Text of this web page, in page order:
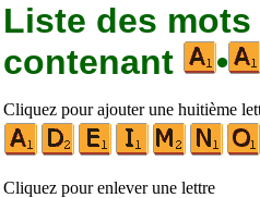
Liste des
contenant
•
Cliquez pour ajouter une huitième
Cliquez pour enlever une lettre